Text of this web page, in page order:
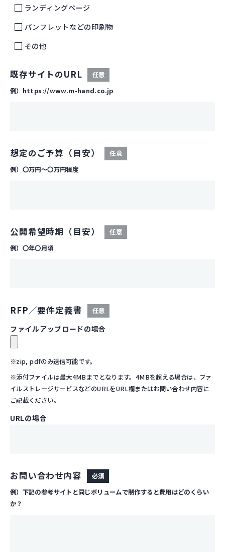
ランディングページ
パンフレットなどの印刷物
その他
既存サイトのURL
任意
例）https://www.m-hand.co.jp
想定のご予算（目安）
任意
例）〇万円～〇万円程度
公開希望時期（目安）
任意
例）〇年〇月頃
RFP／要件定義書 任意
ファイルアップロードの場合
※zip, pdfのみ送信可能です。
※添付ファイルは最大4MBまでとなります。4MBを超える場合は、ファ
イルストレージサービスなどのURLをURL欄またはお問い合わせ内容に
ご記載ください。
URLの場合
お問い合わせ内容
必須
例）下記の参考サイトと同じボリュームで制作すると費用はどのくらい
か？